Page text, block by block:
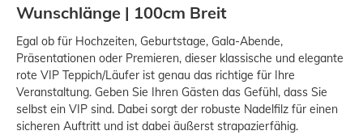
Wunschlänge | 100cm Breit
Egal ob für Hochzeiten, Geburtstage, Gala-Abende,
Präsentationen oder Premieren, dieser klassische und elegante
rote VIP Teppich/Läufer ist genau das richtige für Ihre
Veranstaltung. Geben Sie Ihren Gästen das Gefühl, dass Sie
selbst ein VIP sind. Dabei sorgt der robuste Nadelfilz für einen
sicheren Auftritt und ist dabei äußerst strapazierfähig.